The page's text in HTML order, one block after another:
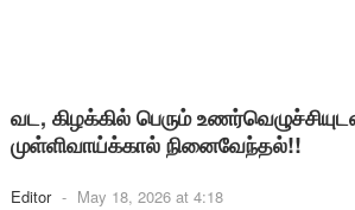
வட, கிழக்கில் பெரும்
முள்ளிவாய்க்கால் நினைவேந்தல்!!
Editor - May 18, 2026 at 4:18